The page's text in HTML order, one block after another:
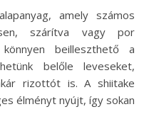
amely számos
szárítva vagy por
beilleszthető a
belőle leveseket,
rizottót is. A shiitake
élményt nyújt, így sokan